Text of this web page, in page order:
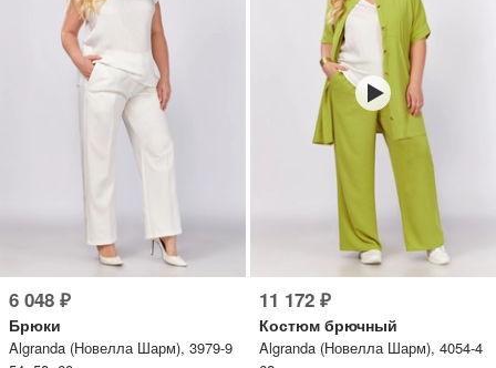
6 048 ₽
Брюки
Algranda (Новелла Шарм), 3979-9
11 172 ₽
Костюм брючный
Algranda (Новелла Шарм), 4054-4